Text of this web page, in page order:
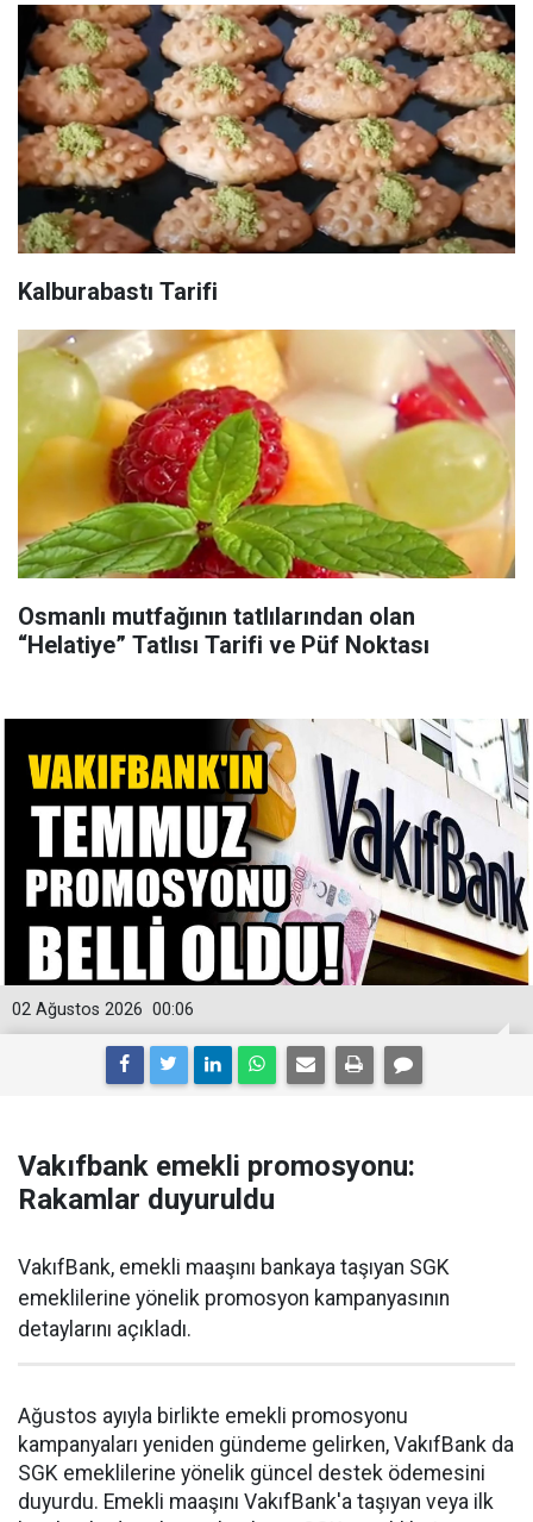
Kalburabastı Tarifi
Osmanlı mutfağının tatlılarından olan
“Helatiye” Tatlısı Tarifi ve Püf Noktası
00:06
02 Ağustos 2026
Vakıfbank emekli promosyonu:
Rakamlar duyuruldu
VakıfBank, emekli maaşını bankaya taşıyan SGK
emeklilerine yönelik promosyon kampanyasının
detaylarını açıkladı.
Ağustos ayıyla birlikte emekli promosyonu
kampanyaları yeniden gündeme gelirken, VakıfBank da
SGK emeklilerine yönelik güncel destek ödemesini
duyurdu. Emekli maaşını VakıfBank'a taşıyan veya ilk